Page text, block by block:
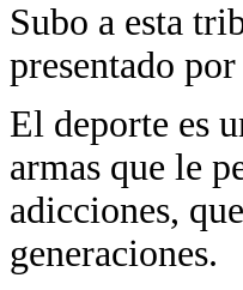
Subo a esta
presentado
El deporte es
armas que le
adicciones,
generaciones.